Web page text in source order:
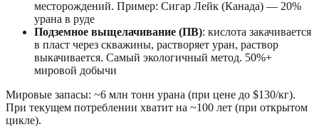
месторождений. Пример: Сигар Лейк (Канада) — 20%
урана в руде
Подземное выщелачивание (ПВ): кислота закачивается
в пласт через скважины, растворяет уран, раствор
выкачивается. Самый экологичный метод. 50%+
мировой добычи
Мировые запасы: ~6 млн тонн урана (при цене до $130/кг).
При текущем потреблении хватит на ~100 лет (при открытом
цикле).